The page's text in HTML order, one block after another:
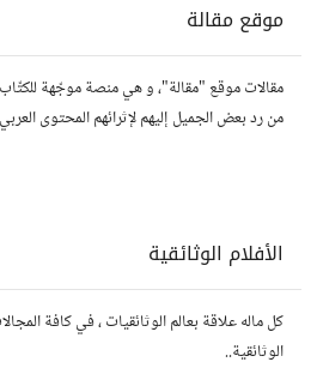
موقع مقالة
مقالات موقع "مقالة"، و هي منصة موجّهة للكتّاب
من رد بعض الجميل إليهم لإثرائهم المحتوى
الأفلام الوثائقية
كل ماله علاقة بعالم الوثائقيات ، في كافة
الوثائقية..